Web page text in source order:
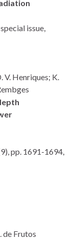
issue,
V. Henriques; K.
pp. 1691-1694,
de Frutos